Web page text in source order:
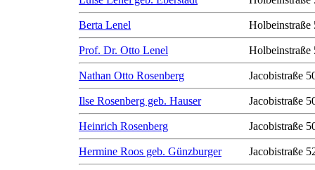
Berta Lenel Holbeinstraße
Prof. Dr. Otto Lenel Holbeinstraße
Nathan Otto Rosenberg Jacobistraße
Ilse Rosenberg geb. Hauser Jacobistraße
Heinrich Rosenberg Jacobistraße
Hermine Roos geb. Günzburger Jacobistraße